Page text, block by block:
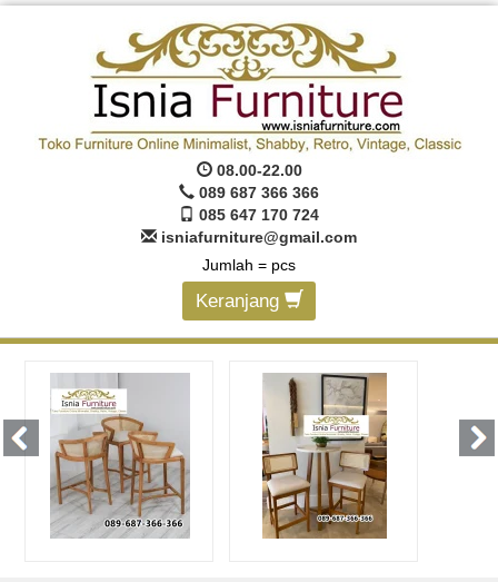
08.00-22.00
089 687 366 366
085 647 170 724
isniafurniture@gmail.com
Jumlah = pcs
Keranjang